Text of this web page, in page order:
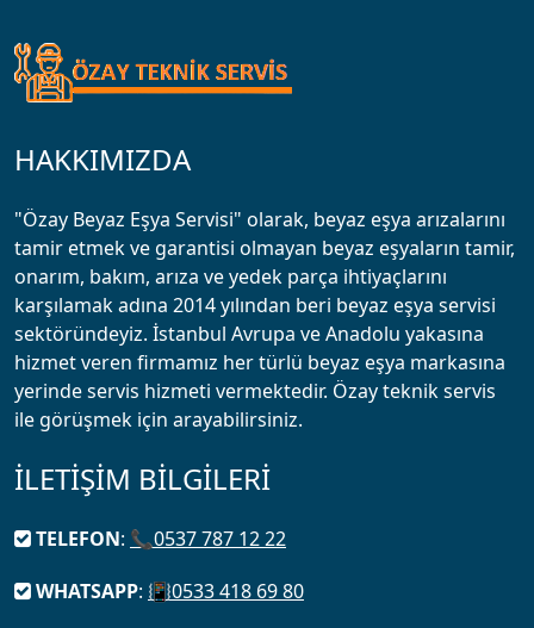
HAKKIMIZDA
"Özay Beyaz Eşya Servisi" olarak, beyaz eşya arızalarını
tamir etmek ve garantisi olmayan beyaz eşyaların tamir,
onarım, bakım, arıza ve yedek parça ihtiyaçlarını
karşılamak adına 2014 yılından beri beyaz eşya servisi
sektöründeyiz. İstanbul Avrupa ve Anadolu yakasına
hizmet veren firmamız her türlü beyaz eşya markasına
yerinde servis hizmeti vermektedir. Özay teknik servis
ile görüşmek için arayabilirsiniz.
İLETİŞİM BİLGİLERİ
TELEFON: 📞0537 787 12 22
WHATSAPP: 📳0533 418 69 80